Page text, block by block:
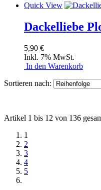
Quick View
Dackelliebe
5,90 €
Inkl. 7% MwSt.
In den Warenkorb
Sortieren nach:
Artikel 1 bis 12 von 136
1
2
3
4
5